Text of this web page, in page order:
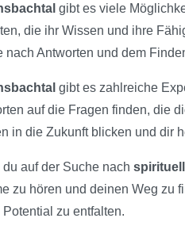
gibt es viele
die ihr Wissen und ihre
nach Antworten und dem
gibt es zahlreiche
auf die Fragen finden, die
in die Zukunft blicken und dir
du auf der Suche nach
zu hören und deinen Weg zu
zu entfalten.